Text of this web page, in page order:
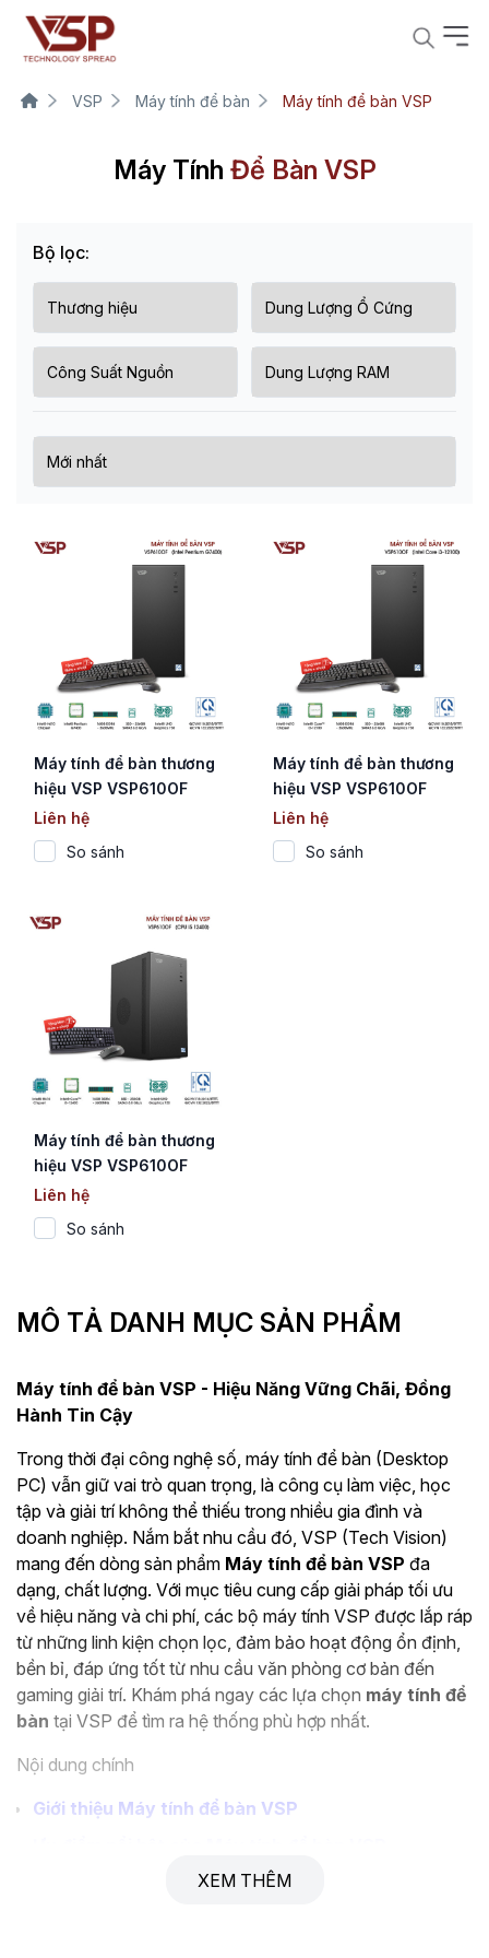
VSP Máy tính để bàn Máy tính để bàn VSP
Máy Tính Để Bàn VSP
Bộ lọc:
Máy tính để bàn thương
hiệu VSP VSP610OF
(CPU Intel Pentium
Gold G7400)
Liên hệ
So sánh
Máy tính để bàn thương
hiệu VSP VSP610OF
(Core i3-12100)
Liên hệ
So sánh
Máy tính để bàn thương
hiệu VSP VSP610OF
(Core i5-12400)
Liên hệ
So sánh
MÔ TẢ DANH MỤC SẢN PHẨM
Máy tính để bàn VSP - Hiệu Năng Vững Chãi, Đồng
Hành Tin Cậy
Trong thời đại công nghệ số, máy tính để bàn (Desktop
PC) vẫn giữ vai trò quan trọng, là công cụ làm việc, học
tập và giải trí không thể thiếu trong nhiều gia đình và
doanh nghiệp. Nắm bắt nhu cầu đó, VSP (Tech Vision)
mang đến dòng sản phẩm Máy tính để bàn VSP đa
dạng, chất lượng. Với mục tiêu cung cấp giải pháp tối ưu
về hiệu năng và chi phí, các bộ máy tính VSP được lắp ráp
từ những linh kiện chọn lọc, đảm bảo hoạt động ổn định,
bền bỉ, đáp ứng tốt từ nhu cầu văn phòng cơ bản đến
gaming giải trí. Khám phá ngay các lựa chọn máy tính để
bàn tại VSP để tìm ra hệ thống phù hợp nhất.
Nội dung chính
Giới thiệu Máy tính để bàn VSP
Phân loại Máy tính để bàn VSP theo nhu cầu
XEM THÊM